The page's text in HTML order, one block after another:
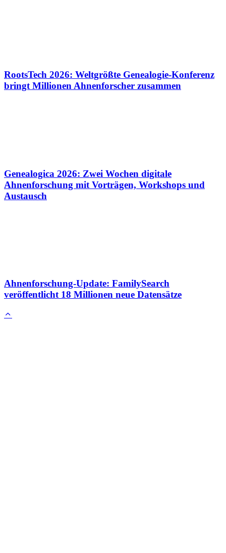
RootsTech 2026: Weltgrößte Genealogie-Konferenz
bringt Millionen Ahnenforscher zusammen
Genealogica 2026: Zwei Wochen digitale
Ahnenforschung mit Vorträgen, Workshops und
Austausch
Ahnenforschung-Update: FamilySearch
veröffentlicht 18 Millionen neue Datensätze